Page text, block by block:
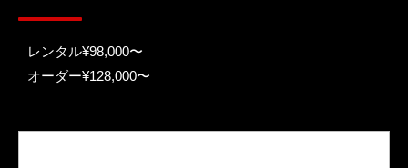
レンタル¥98,000〜
オーダー¥128,000〜